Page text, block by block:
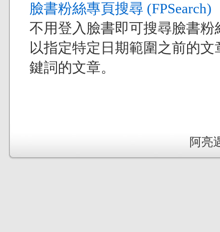
臉書粉絲專頁搜尋 (FPSearch)
不用登入臉書即可搜尋臉書
以指定特定日期範圍之前的
鍵詞的文章。
阿亮